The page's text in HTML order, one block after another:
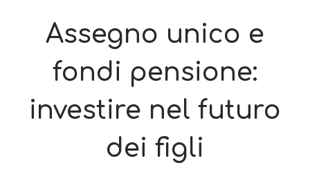
Post più recenti
Le criptovalute secondo me: l’avventura di Eticoin
29 Maggio 2026
11 Febbraio 2025
Come ho fatto Educazione Finanziaria nei soggiorni estivi per
Del 2023 e di come la mia famiglia sta affrontando la sclerosi
Assegno unico e
fondi pensione:
investire nel futuro
dei figli